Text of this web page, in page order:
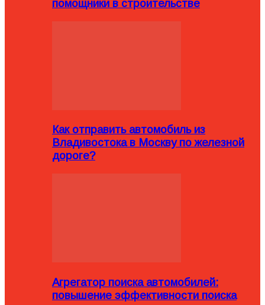
помощники в строительстве
Как отправить автомобиль из
Владивостока в Москву по железной
дороге?
Агрегатор поиска автомобилей:
повышение эффективности поиска